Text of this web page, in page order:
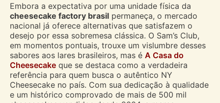
Embora a expectativa por uma unidade física da
cheesecake factory brasil permaneça, o mercado
nacional já oferece alternativas que satisfazem o
desejo por essa sobremesa clássica. O Sam’s Club,
em momentos pontuais, trouxe um vislumbre desses
sabores aos lares brasileiros, mas é A Casa do
Cheesecake que se destaca como a verdadeira
referência para quem busca o autêntico NY
Cheesecake no país. Com sua dedicação à qualidade
e um histórico comprovado de mais de 500 mil